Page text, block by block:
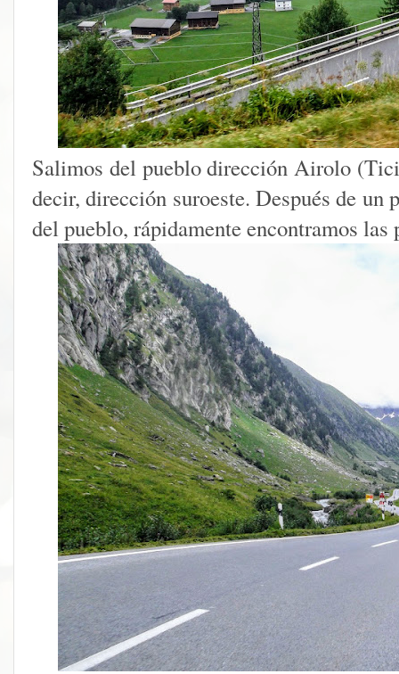
Salimos del pueblo dirección Airolo
decir, dirección suroeste. Después de
del pueblo, rápidamente encontramos las